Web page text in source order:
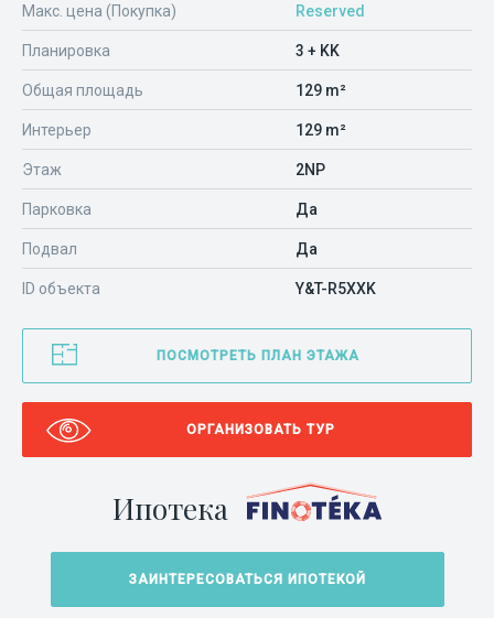
Макс. цена (Покупка) Reserved
Планировка 3 + KK
Общая площадь 129 m²
Интерьер 129 m²
Этаж 2NP
Парковка Да
Подвал Да
ID объекта Y&T-R5XXK
ПОСМОТРЕТЬ ПЛАН ЭТАЖА
ОРГАНИЗОВАТЬ ТУР
Ипотека
ЗАИНТЕРЕСОВАТЬСЯ ИПОТЕКОЙ